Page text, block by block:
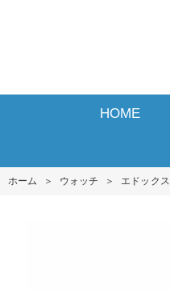
HOME
ホーム ＞ ウォッチ ＞ エドックス